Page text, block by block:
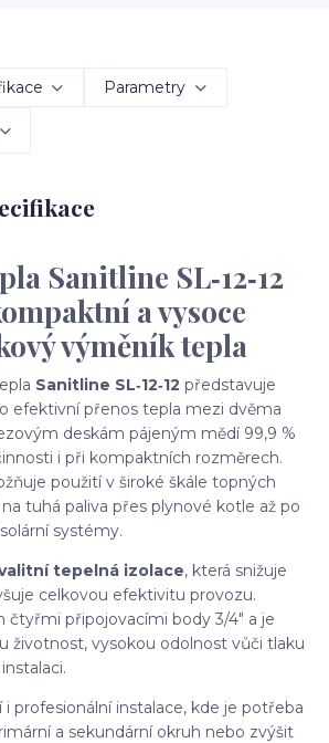
Parametry
Sanitline SL‑12‑12
a vysoce
výměník tepla
Sanitline SL‑12‑12 představuje
efektivní přenos tepla mezi dvěma
deskám pájeným mědí 99,9 %
i při kompaktních rozměrech.
použití v široké škále topných
tuhá paliva přes plynové kotle až po
systémy.
tepelná izolace, která snižuje
celkovou efektivitu provozu.
čtyřmi připojovacími body 3/4" a je
životnost, vysokou odolnost vůči tlaku
profesionální instalace, kde je potřeba
a sekundární okruh nebo zvýšit